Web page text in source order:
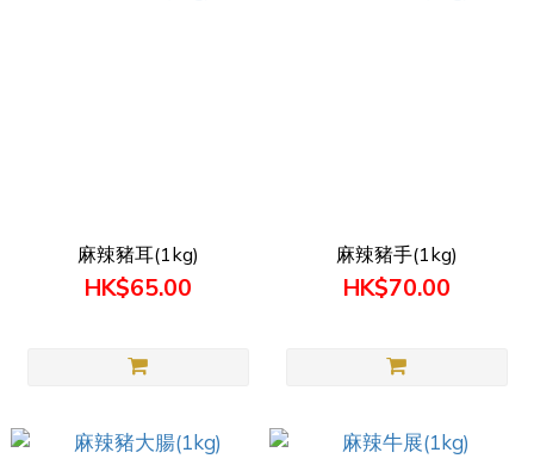
麻辣豬耳(1kg)
HK$65.00
麻辣豬手(1kg)
HK$70.00